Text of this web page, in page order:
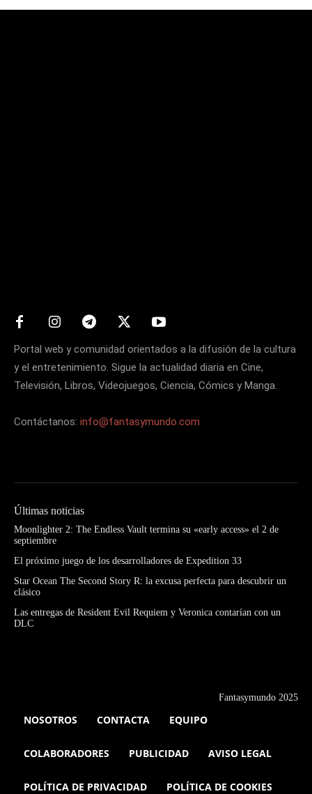
Portal web y comunidad orientados a la difusión de la cultura
y el entretenimiento. Sigue la actualidad diaria en Cine,
Televisión, Libros, Videojuegos, Ciencia, Cómics y Manga.
Contáctanos: info@fantasymundo.com
Últimas noticias
Moonlighter 2: The Endless Vault termina su «early access» el 2 de
septiembre
El próximo juego de los desarrolladores de Expedition 33
Star Ocean The Second Story R: la excusa perfecta para descubrir un
clásico
Las entregas de Resident Evil Requiem y Veronica contarían con un
DLC
Fantasymundo 2025
NOSOTROS CONTACTA EQUIPO
COLABORADORES PUBLICIDAD AVISO LEGAL
POLÍTICA DE PRIVACIDAD POLÍTICA DE COOKIES